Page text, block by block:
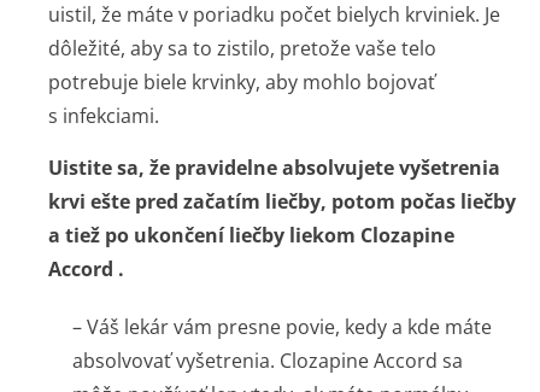
uistil, že máte v poriadku počet bielych krviniek. Je
dôležité, aby sa to zistilo, pretože vaše telo
potrebuje biele krvinky, aby mohlo bojovať
s infekciami.
Uistite sa, že pravidelne absolvujete vyšetrenia
krvi ešte pred začatím liečby, potom počas liečby
a tiež po ukončení liečby liekom Clozapine
Accord .
– Váš lekár vám presne povie, kedy a kde máte
absolvovať vyšetrenia. Clozapine Accord sa